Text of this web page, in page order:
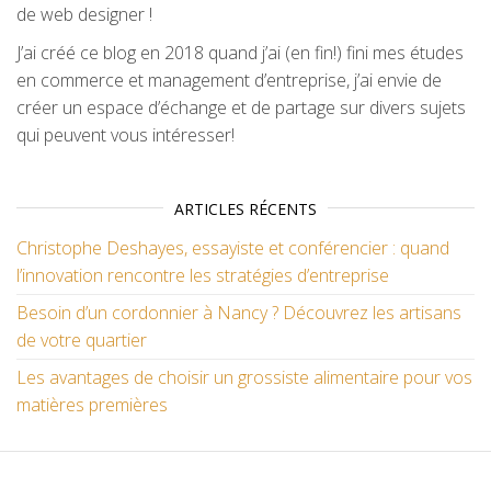
de web designer !
J’ai créé ce blog en 2018 quand j’ai (en fin!) fini mes études
en commerce et management d’entreprise, j’ai envie de
créer un espace d’échange et de partage sur divers sujets
qui peuvent vous intéresser!
ARTICLES RÉCENTS
Christophe Deshayes, essayiste et conférencier : quand
l’innovation rencontre les stratégies d’entreprise
Besoin d’un cordonnier à Nancy ? Découvrez les artisans
de votre quartier
Les avantages de choisir un grossiste alimentaire pour vos
matières premières